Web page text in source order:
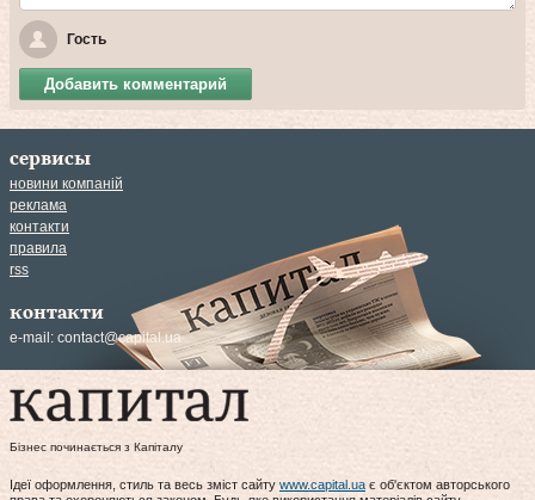
Гость
Добавить комментарий
сервисы
новини компаній
реклама
контакти
правила
rss
контакти
e-mail: contact@capital.ua
Бізнес починається з Капіталу
Ідеї оформлення, стиль та весь зміст сайту www.capital.ua є об'єктом авторського